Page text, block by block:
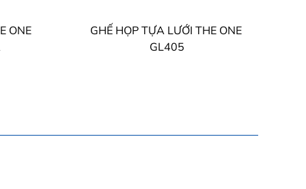
ONE
GHẾ HỌP TỰA LƯỚI THE ONE
GL405